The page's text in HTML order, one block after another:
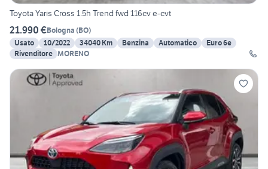
Toyota Yaris Cross 1.5h Trend fwd 116cv e-cvt
21.990 €Bologna (BO)
Usato
10/2022 34040 Km Benzina Automatico
Euro 6e
Rivenditore MORENO